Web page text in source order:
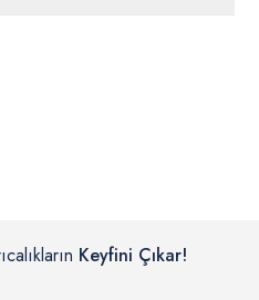
Keyfini Çıkar!